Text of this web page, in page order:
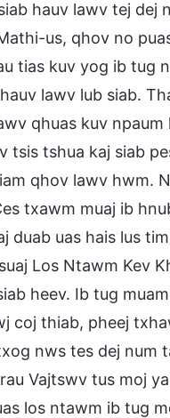
hauv lawv tej dej
us, qhov no
tias kuv yog ib tug
lawv lub siab.
qhuas kuv npaum
tsis tshua kaj siab
qhov lawv hwm.
txawm muaj ib
duab uas hais lus
Los Ntawm Kev
heev. Ib tug
coj thiab, pheej
nws tes dej num
Vajtswv tus moj
los ntawm ib tug